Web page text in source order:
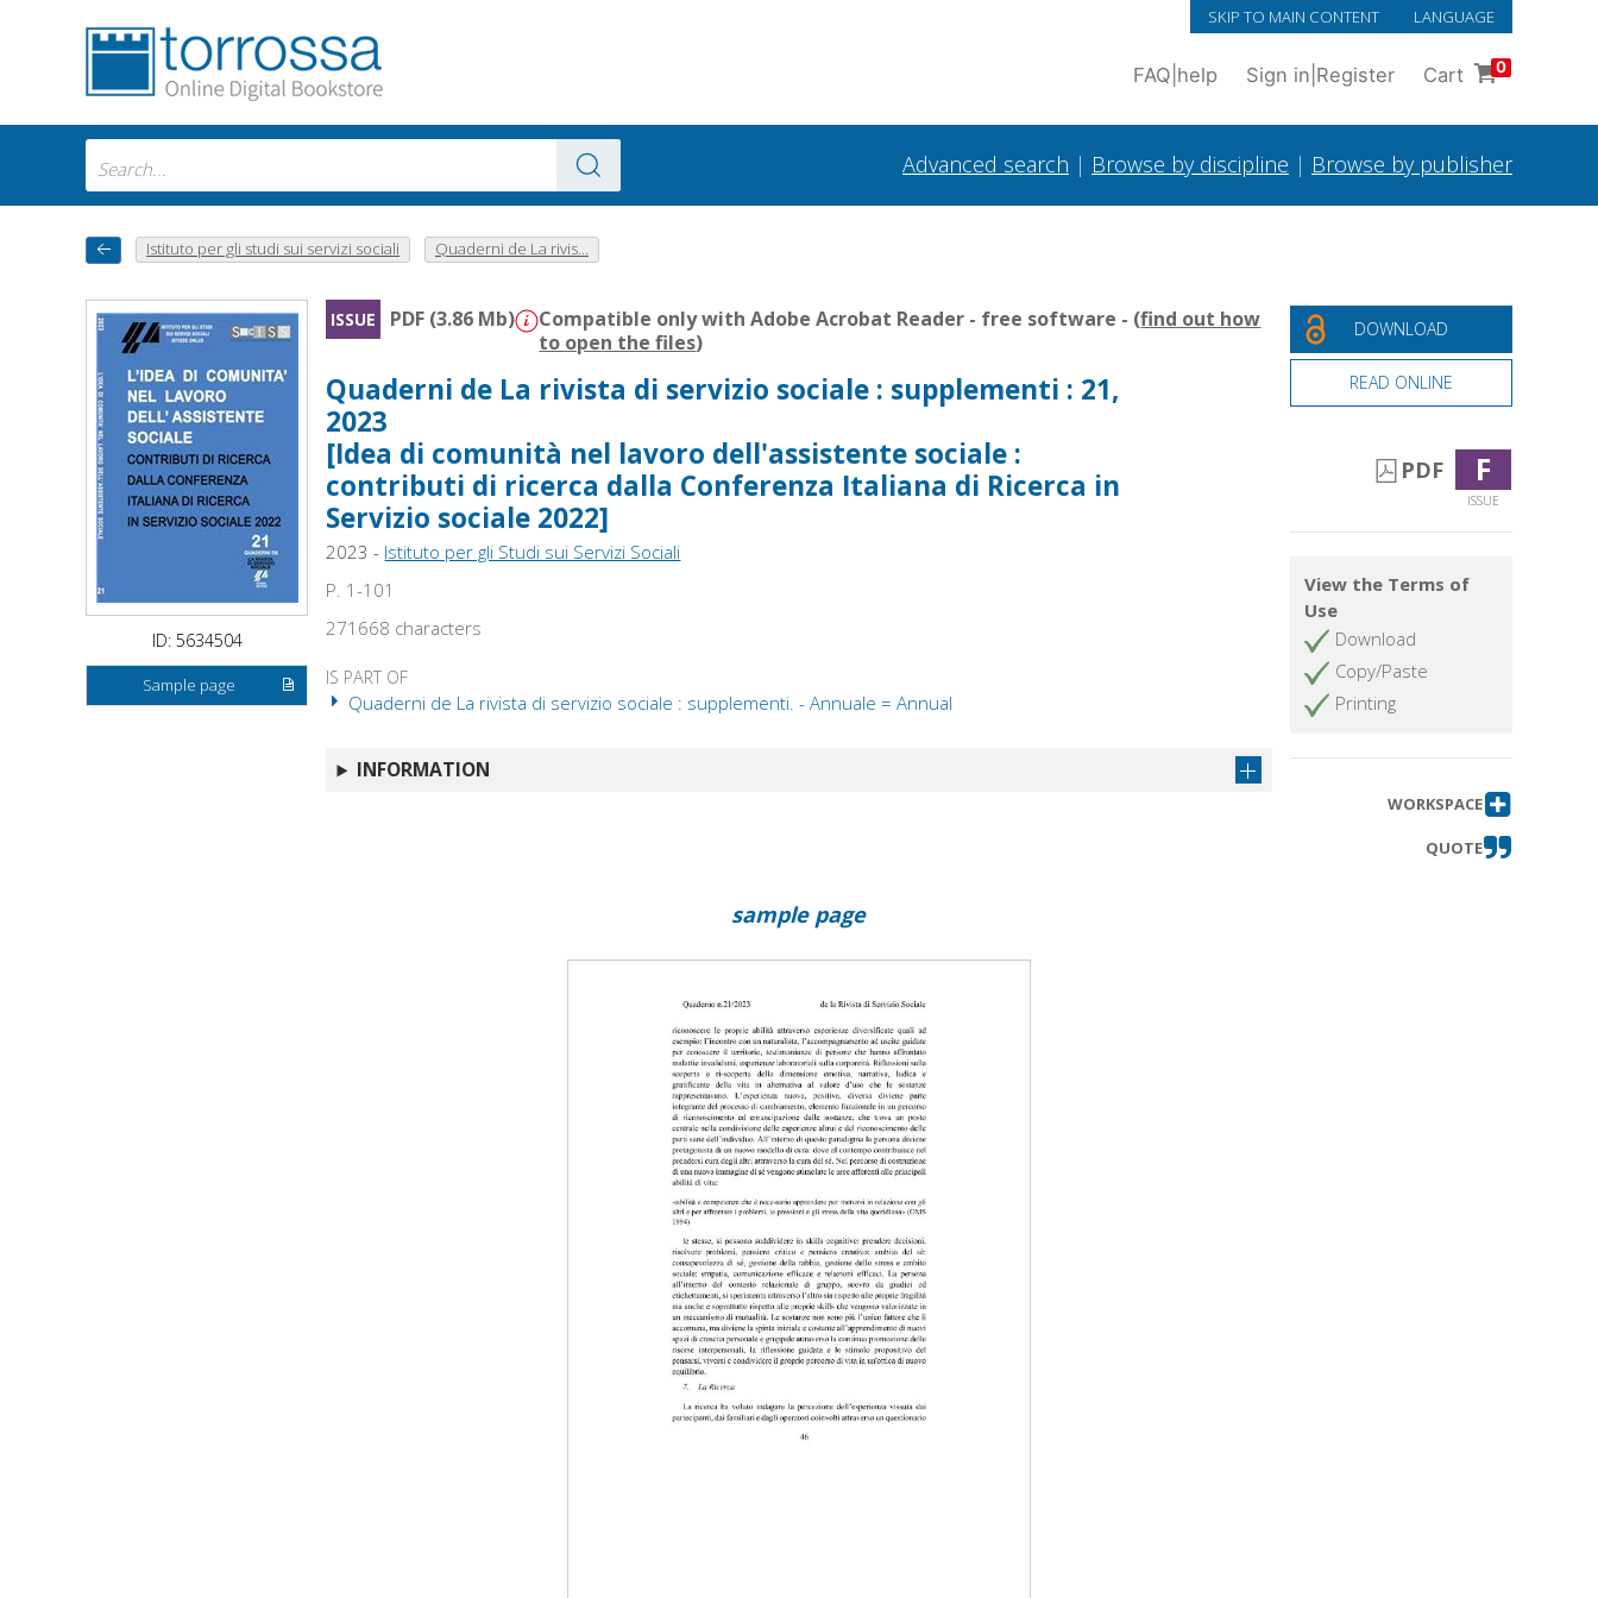
SKIP TO MAIN CONTENT LANGUAGE
FAQ help Sign in Register Cart 0
Advanced search | Browse by discipline | Browse by publisher
Istituto per gli studi sui servizi sociali Quaderni de La rivis...
ID: 5634504
Sample page
ISSUE PDF (3.86 Mb) Compatible only with Adobe Acrobat Reader - free software - (find out how
to open the files)
Quaderni de La rivista di servizio sociale : supplementi : 21,
2023
[Idea di comunità nel lavoro dell'assistente sociale :
contributi di ricerca dalla Conferenza Italiana di Ricerca in
Servizio sociale 2022]
2023 - Istituto per gli Studi sui Servizi Sociali
P. 1-101
271668 characters
IS PART OF
Quaderni de La rivista di servizio sociale : supplementi. - Annuale = Annual
INFORMATION
DOWNLOAD
READ ONLINE
PDF F
ISSUE
View the Terms of
Use
Download
Copy/Paste
Printing
WORKSPACE
QUOTE
sample page